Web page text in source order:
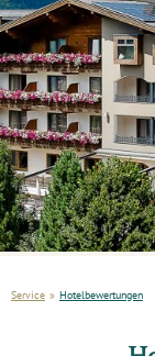
Service » Hotelbewertungen